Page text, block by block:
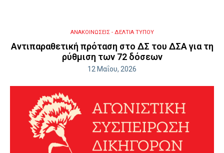
ΑΝΑΚΟΙΝΩΣΕΙΣ - ΔΕΛΤΙΑ ΤΥΠΟΥ
Αντιπαραθετική πρόταση στο ΔΣ του ΔΣΑ για τη
ρύθμιση των 72 δόσεων
12 Μαΐου, 2026